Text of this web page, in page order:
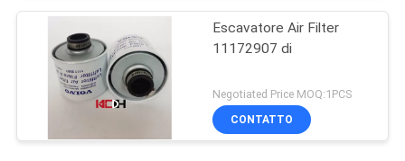
Escavatore Air Filter
11172907 di
Negotiated Price MOQ:1PCS
CONTATTO